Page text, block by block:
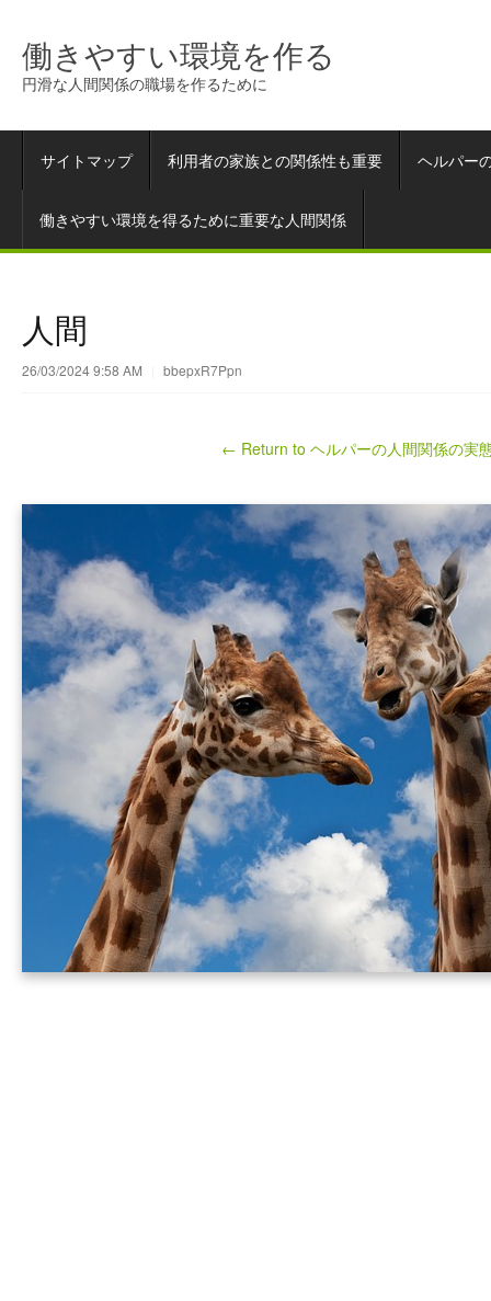
働きやすい環境を作る
円滑な人間関係の職場を作るために
サイトマップ 利用者の家族との関係性も重要 ヘルパー
働きやすい環境を得るために重要な人間関係
人間
26/03/2024 9:58 AM bbepxR7Ppn
← Return to ヘルパーの人間関係の実